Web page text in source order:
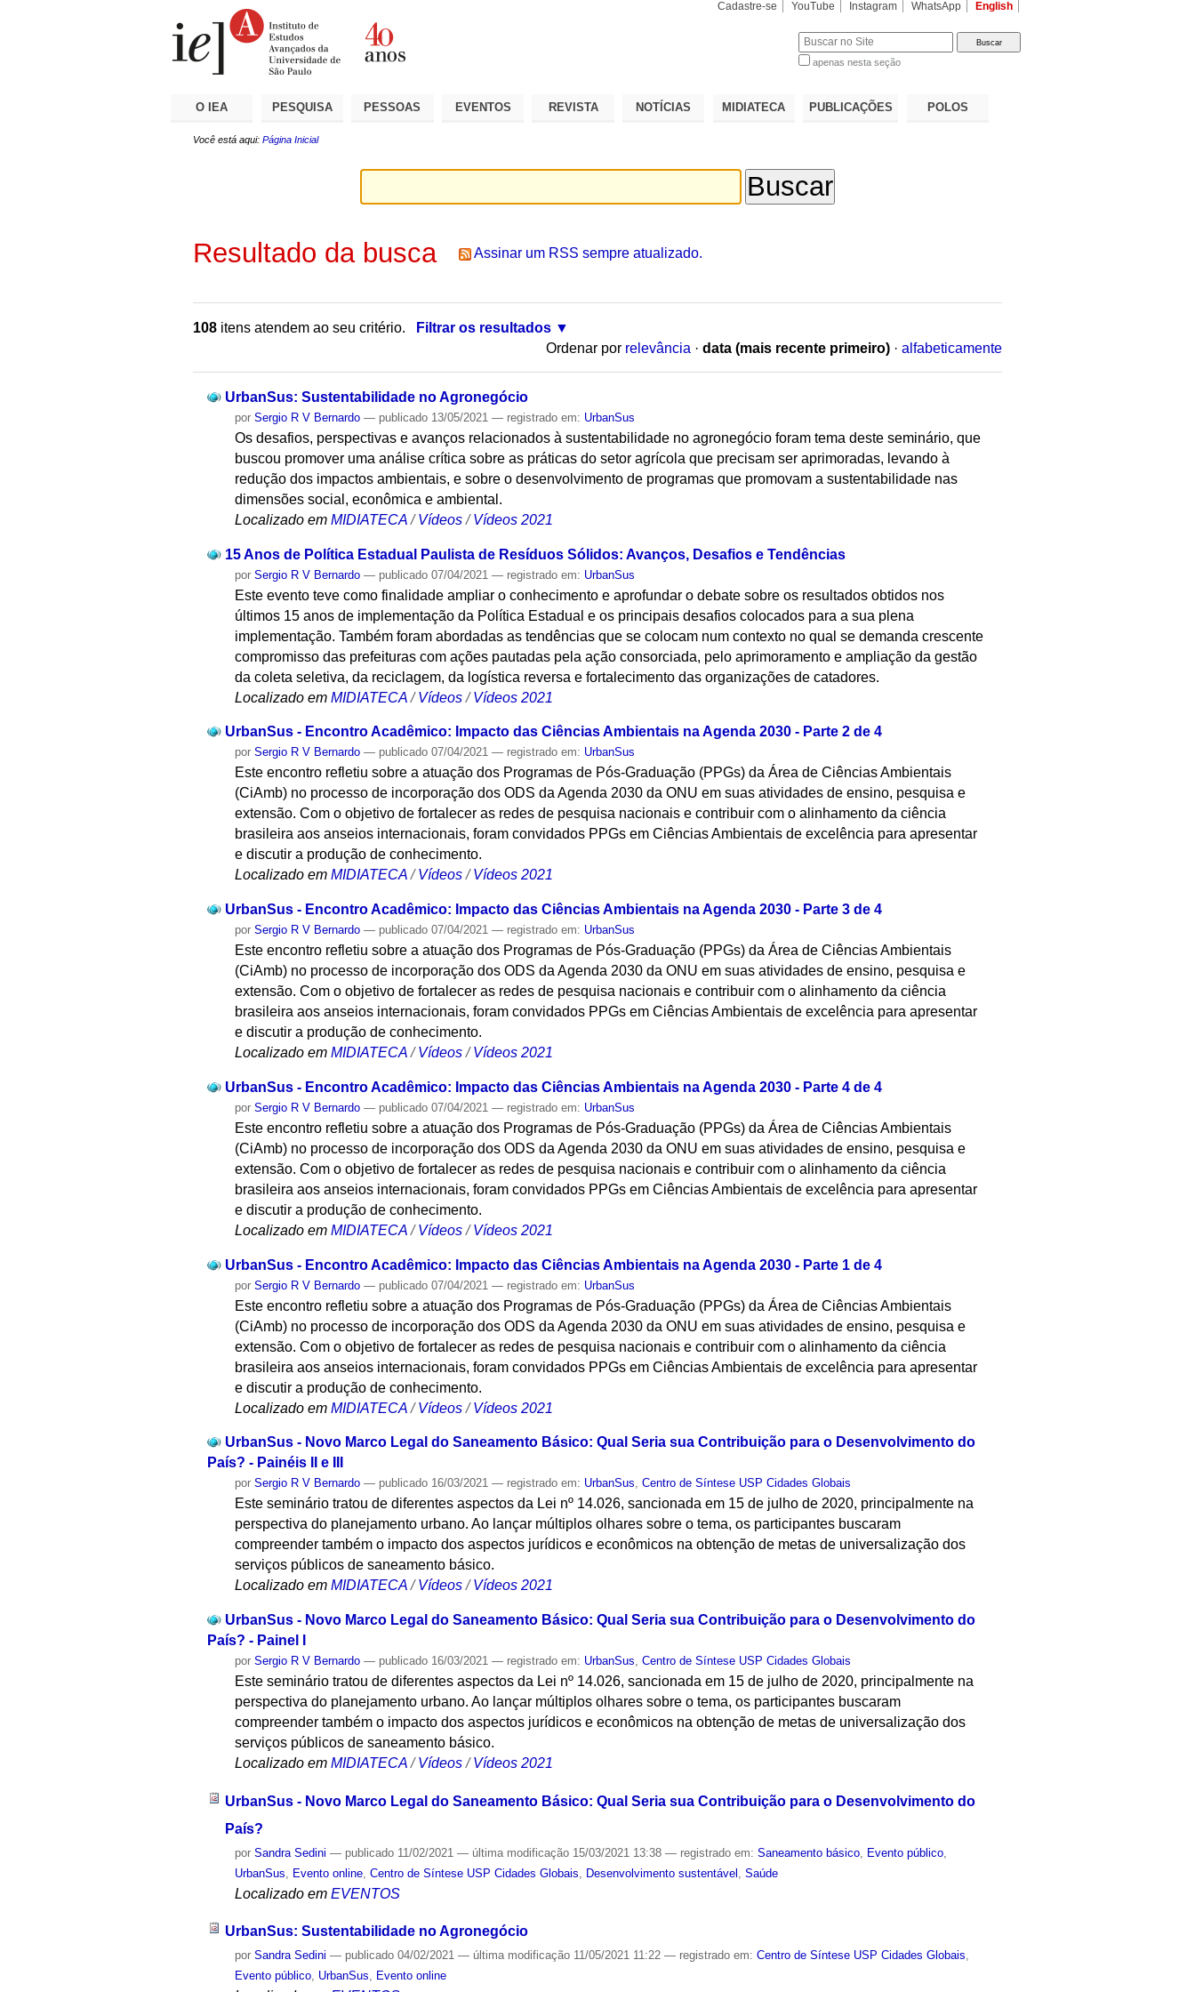
Cadastre-se YouTube Instagram WhatsApp English
apenas nesta seção
O IEA PESQUISA PESSOAS EVENTOS REVISTA NOTÍCIAS MIDIATECA PUBLICAÇÕES POLOS
Você está aqui: Página Inicial
Resultado da busca Assinar um RSS sempre atualizado.
108 itens atendem ao seu critério.
Filtrar os resultados
Ordenar por relevância · data (mais recente primeiro) · alfabeticamente
UrbanSus: Sustentabilidade no Agronegócio
porSergio R V Bernardo — publicado 13/05/2021— registrado em: UrbanSus
Os desafios, perspectivas e avanços relacionados à sustentabilidade no agronegócio foram tema deste seminário, que
buscou promover uma análise crítica sobre as práticas do setor agrícola que precisam ser aprimoradas, levando à
redução dos impactos ambientais, e sobre o desenvolvimento de programas que promovam a sustentabilidade nas
dimensões social, econômica e ambiental.
Localizado em MIDIATECA /Vídeos /Vídeos 2021
15 Anos de Política Estadual Paulista de Resíduos Sólidos: Avanços, Desafios e Tendências
porSergio R V Bernardo — publicado 07/04/2021— registrado em: UrbanSus
Este evento teve como finalidade ampliar o conhecimento e aprofundar o debate sobre os resultados obtidos nos
últimos 15 anos de implementação da Política Estadual e os principais desafios colocados para a sua plena
implementação. Também foram abordadas as tendências que se colocam num contexto no qual se demanda crescente
compromisso das prefeituras com ações pautadas pela ação consorciada, pelo aprimoramento e ampliação da gestão
da coleta seletiva, da reciclagem, da logística reversa e fortalecimento das organizações de catadores.
Localizado em MIDIATECA /Vídeos /Vídeos 2021
UrbanSus - Encontro Acadêmico: Impacto das Ciências Ambientais na Agenda 2030 - Parte 2 de 4
porSergio R V Bernardo — publicado 07/04/2021— registrado em: UrbanSus
Este encontro refletiu sobre a atuação dos Programas de Pós-Graduação (PPGs) da Área de Ciências Ambientais
(CiAmb) no processo de incorporação dos ODS da Agenda 2030 da ONU em suas atividades de ensino, pesquisa e
extensão. Com o objetivo de fortalecer as redes de pesquisa nacionais e contribuir com o alinhamento da ciência
brasileira aos anseios internacionais, foram convidados PPGs em Ciências Ambientais de excelência para apresentar
e discutir a produção de conhecimento.
Localizado em MIDIATECA /Vídeos /Vídeos 2021
UrbanSus - Encontro Acadêmico: Impacto das Ciências Ambientais na Agenda 2030 - Parte 3 de 4
porSergio R V Bernardo — publicado 07/04/2021— registrado em: UrbanSus
Este encontro refletiu sobre a atuação dos Programas de Pós-Graduação (PPGs) da Área de Ciências Ambientais
(CiAmb) no processo de incorporação dos ODS da Agenda 2030 da ONU em suas atividades de ensino, pesquisa e
extensão. Com o objetivo de fortalecer as redes de pesquisa nacionais e contribuir com o alinhamento da ciência
brasileira aos anseios internacionais, foram convidados PPGs em Ciências Ambientais de excelência para apresentar
e discutir a produção de conhecimento.
Localizado em MIDIATECA /Vídeos /Vídeos 2021
UrbanSus - Encontro Acadêmico: Impacto das Ciências Ambientais na Agenda 2030 - Parte 4 de 4
porSergio R V Bernardo — publicado 07/04/2021— registrado em: UrbanSus
Este encontro refletiu sobre a atuação dos Programas de Pós-Graduação (PPGs) da Área de Ciências Ambientais
(CiAmb) no processo de incorporação dos ODS da Agenda 2030 da ONU em suas atividades de ensino, pesquisa e
extensão. Com o objetivo de fortalecer as redes de pesquisa nacionais e contribuir com o alinhamento da ciência
brasileira aos anseios internacionais, foram convidados PPGs em Ciências Ambientais de excelência para apresentar
e discutir a produção de conhecimento.
Localizado em MIDIATECA /Vídeos /Vídeos 2021
UrbanSus - Encontro Acadêmico: Impacto das Ciências Ambientais na Agenda 2030 - Parte 1 de 4
porSergio R V Bernardo — publicado 07/04/2021— registrado em: UrbanSus
Este encontro refletiu sobre a atuação dos Programas de Pós-Graduação (PPGs) da Área de Ciências Ambientais
(CiAmb) no processo de incorporação dos ODS da Agenda 2030 da ONU em suas atividades de ensino, pesquisa e
extensão. Com o objetivo de fortalecer as redes de pesquisa nacionais e contribuir com o alinhamento da ciência
brasileira aos anseios internacionais, foram convidados PPGs em Ciências Ambientais de excelência para apresentar
e discutir a produção de conhecimento.
Localizado em MIDIATECA /Vídeos /Vídeos 2021
UrbanSus - Novo Marco Legal do Saneamento Básico: Qual Seria sua Contribuição para o Desenvolvimento do
País? - Painéis II e III
porSergio R V Bernardo — publicado 16/03/2021— registrado em: UrbanSus,Centro de Síntese USP Cidades Globais
Este seminário tratou de diferentes aspectos da Lei nº 14.026, sancionada em 15 de julho de 2020, principalmente na
perspectiva do planejamento urbano. Ao lançar múltiplos olhares sobre o tema, os participantes buscaram
compreender também o impacto dos aspectos jurídicos e econômicos na obtenção de metas de universalização dos
serviços públicos de saneamento básico.
Localizado em MIDIATECA /Vídeos /Vídeos 2021
UrbanSus - Novo Marco Legal do Saneamento Básico: Qual Seria sua Contribuição para o Desenvolvimento do
País? - Painel I
porSergio R V Bernardo — publicado 16/03/2021— registrado em: UrbanSus ,Centro de Síntese USP Cidades Globais
Este seminário tratou de diferentes aspectos da Lei nº 14.026, sancionada em 15 de julho de 2020, principalmente na
perspectiva do planejamento urbano. Ao lançar múltiplos olhares sobre o tema, os participantes buscaram
compreender também o impacto dos aspectos jurídicos e econômicos na obtenção de metas de universalização dos
serviços públicos de saneamento básico.
Localizado em MIDIATECA /Vídeos /Vídeos 2021
UrbanSus - Novo Marco Legal do Saneamento Básico: Qual Seria sua Contribuição para o Desenvolvimento do
País?
porSandra Sedini — publicado 11/02/2021— última modificação 15/03/2021 13:38— registrado em:Saneamento básico Evento público
UrbanSus
Evento online ,Centro de Síntese USP Cidades Globais Desenvolvimento sustentável ,Saúde
Localizado em EVENTOS
UrbanSus: Sustentabilidade no Agronegócio
porSandra Sedini — publicado 04/02/2021— última modificação 11/05/2021 11:22— registrado em:Centro de Síntese USP Cidades Globais,
Evento público, UrbanSus, Evento online